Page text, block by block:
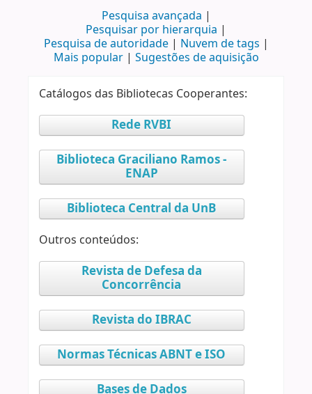
Pesquisa avançada
Pesquisar por hierarquia
Pesquisa de autoridade
Nuvem de tags
Mais popular
Sugestões de aquisição
Catálogos das Bibliotecas Cooperantes:
Rede RVBI
Biblioteca Graciliano Ramos -
ENAP
Biblioteca Central da UnB
Outros conteúdos:
Revista de Defesa da
Concorrência
Revista do IBRAC
Normas Técnicas ABNT e ISO
Bases de Dados